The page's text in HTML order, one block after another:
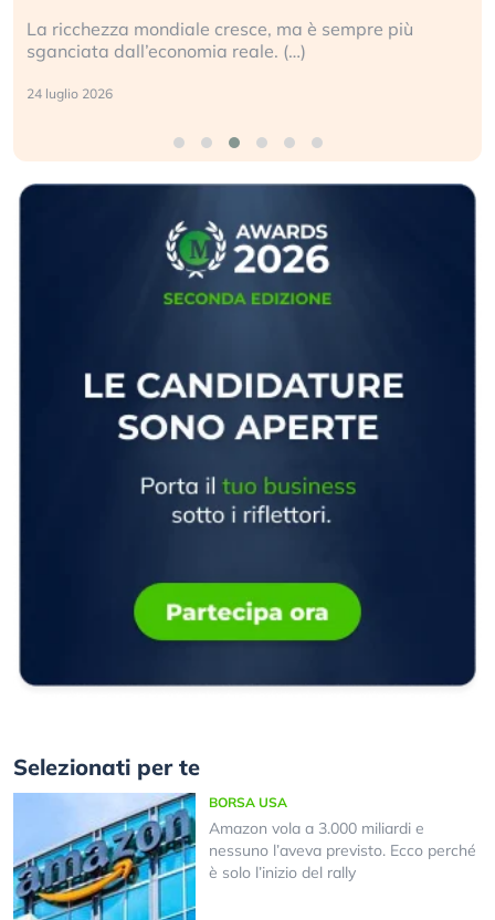
La ricchezza mondiale cresce, ma è sempre più
sganciata dall’economia reale. (…)
24 luglio 2026
Selezionati per te
BORSA USA
Amazon vola a 3.000 miliardi e
nessuno l’aveva previsto. Ecco perché
è solo l’inizio del rally